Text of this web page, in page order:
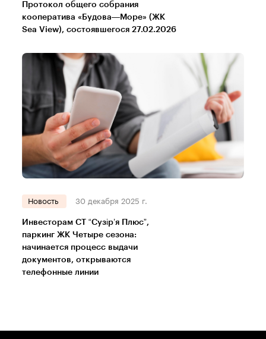
Протокол общего собрания
кооператива «Будова—Море» (ЖК
Sea View), состоявшегося 27.02.2026
Новость 30 декабря 2025 г.
Инвесторам СТ “Сузір’я Плюс”,
паркинг ЖК Четыре сезона:
начинается процесс выдачи
документов, открываются
телефонные линии